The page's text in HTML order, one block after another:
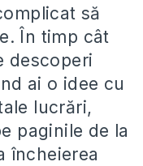
să
În timp cât
descoperi
ai o idee cu
lucrări,
paginile de la
încheierea